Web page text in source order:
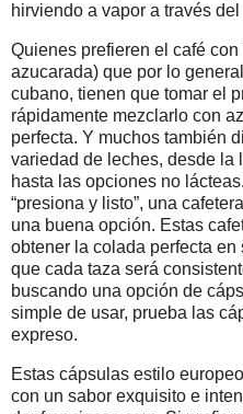
hirviendo a vapor a través
Quienes prefieren el café con
azucarada) que por lo
cubano, tienen que tomar el
rápidamente mezclarlo con
perfecta. Y muchos también
variedad de leches, desde la
hasta las opciones no
“presiona y listo”, una
una buena opción. Estas
obtener la colada perfecta
que cada taza será
buscando una opción de
simple de usar, prueba las
expreso.
Estas cápsulas estilo
con un sabor exquisito e